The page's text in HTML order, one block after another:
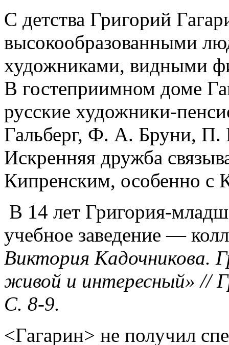
С детства Григорий
высокообразованными
художниками, видными
В гостеприимном доме
русские художники-
Гальберг, Ф. А. Бруни,
Искренняя дружба
Кипренским, особенно
В 14 лет Григория-
учебное заведение —
Виктория Кадочникова.
живой и интересный» //
С. 8-9.
<Гагарин> не получил